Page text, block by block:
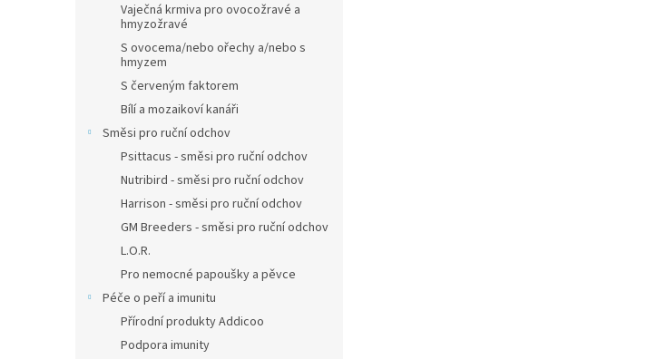
Vaječná krmiva pro ovocožravé a
hmyzožravé
S ovocema/nebo ořechy a/nebo s
hmyzem
S červeným faktorem
Bílí a mozaikoví kanáři
Směsi pro ruční odchov
Psittacus - směsi pro ruční odchov
Nutribird - směsi pro ruční odchov
Harrison - směsi pro ruční odchov
GM Breeders - směsi pro ruční odchov
L.O.R.
Pro nemocné papoušky a pěvce
Péče o peří a imunitu
Přírodní produkty Addicoo
Podpora imunity